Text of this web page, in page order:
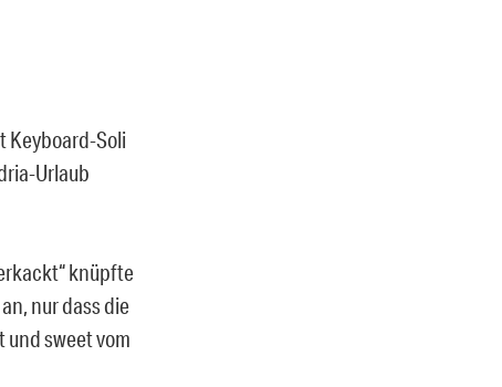
Keyboard-Soli
Urlaub
knüpfte
nur dass die
und sweet vom